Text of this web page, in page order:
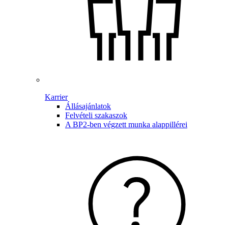
Karrier
Állásajánlatok
Felvételi szakaszok
A BP2-ben végzett munka alappillérei